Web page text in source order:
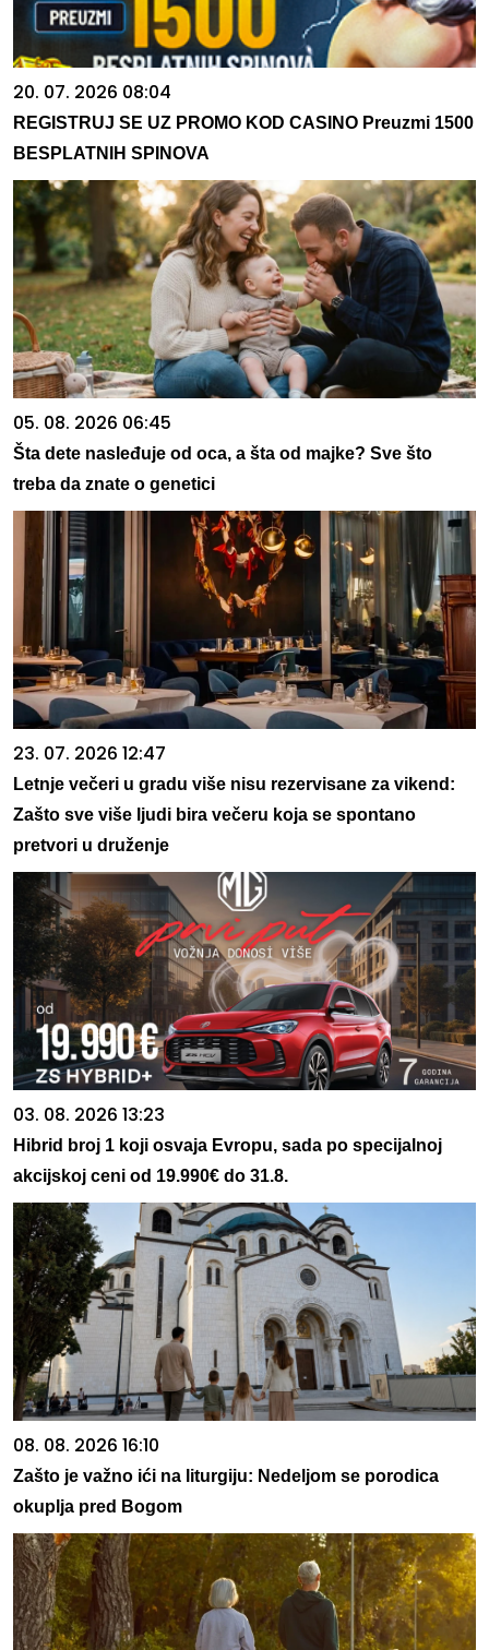
20. 07. 2026 08:04
REGISTRUJ SE UZ PROMO KOD CASINO Preuzmi 1500
BESPLATNIH SPINOVA
05. 08. 2026 06:45
Šta dete nasleđuje od oca, a šta od majke? Sve što
treba da znate o genetici
23. 07. 2026 12:47
Letnje večeri u gradu više nisu rezervisane za vikend:
Zašto sve više ljudi bira večeru koja se spontano
pretvori u druženje
03. 08. 2026 13:23
Hibrid broj 1 koji osvaja Evropu, sada po specijalnoj
akcijskoj ceni od 19.990€ do 31.8.
08. 08. 2026 16:10
Zašto je važno ići na liturgiju: Nedeljom se porodica
okuplja pred Bogom